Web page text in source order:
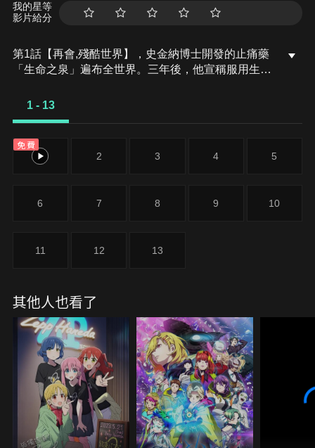
我的星等
影片給分
第1話【再會,殘酷世界】，史金納博士開發的止痛藥
「生命之泉」遍布全世界。三年後，他宣稱服用生命
另一方面，美國國安局拼命地想抓住某個越獄慣
1 - 13
免費
1 2 3 4 5
6 7 8 9 10
11 12 13
其他人也看了